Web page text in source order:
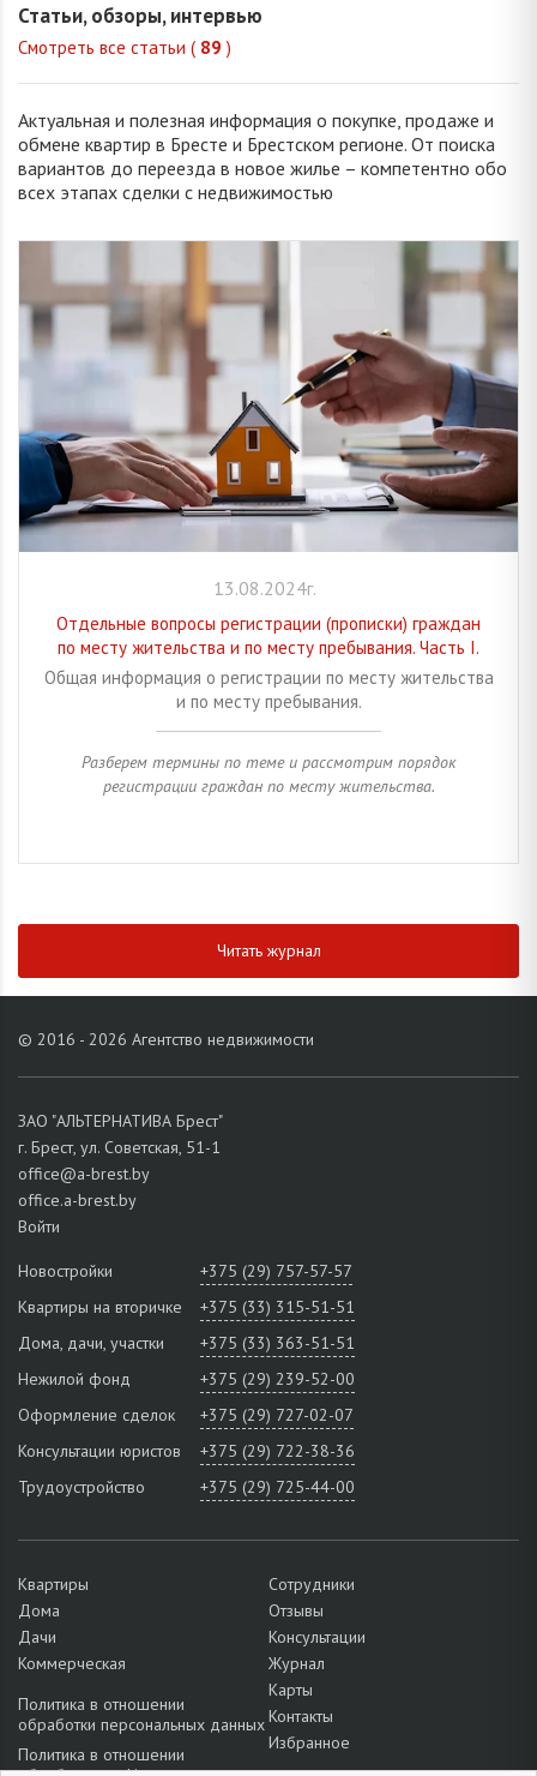
Статьи, обзоры, интервью
Смотреть все статьи ( 89 )
Актуальная и полезная информация о покупке, продаже и
обмене квартир в Бресте и Брестском регионе. От поиска
вариантов до переезда в новое жилье – компетентно обо
всех этапах сделки с недвижимостью
13.08.2024г.
Отдельные вопросы регистрации (прописки) граждан
по месту жительства и по месту пребывания. Часть I.
Общая информация о регистрации по месту жительства
и по месту пребывания.
Разберем термины по теме и рассмотрим порядок
регистрации граждан по месту жительства.
Читать журнал
© 2016 - 2026 Агентство недвижимости
ЗАО "АЛЬТЕРНАТИВА Брест"
г. Брест, ул. Советская, 51-1
office@a-brest.by
office.a-brest.by
Войти
Новостройки
+375 (29) 757-57-57
Квартиры на вторичке
+375 (33) 315-51-51
Дома, дачи, участки
+375 (33) 363-51-51
Нежилой фонд
+375 (29) 239-52-00
Оформление сделок
+375 (29) 727-02-07
Консультации юристов
+375 (29) 722-38-36
Трудоустройство
+375 (29) 725-44-00
Квартиры
Дома
Дачи
Коммерческая
Политика в отношении
обработки персональных данных
Политика в отношении
Сотрудники
Отзывы
Консультации
Журнал
Карты
Контакты
Избранное